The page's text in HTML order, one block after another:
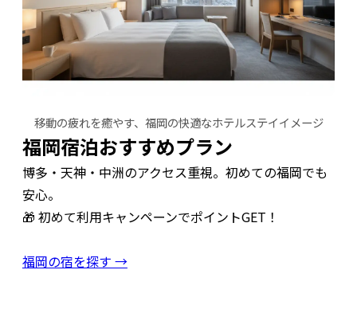
移動の疲れを癒やす、福岡の快適なホテルステイイメージ
福岡宿泊おすすめプラン
博多・天神・中洲のアクセス重視。初めての福岡でも
安心。
🎁 初めて利用キャンペーンでポイントGET！
福岡の宿を探す →